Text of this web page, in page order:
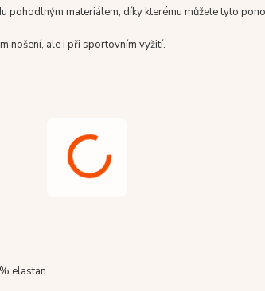
pohodlným materiálem, díky kterému můžete tyto
nošení, ale i při sportovním vyžití.
elastan